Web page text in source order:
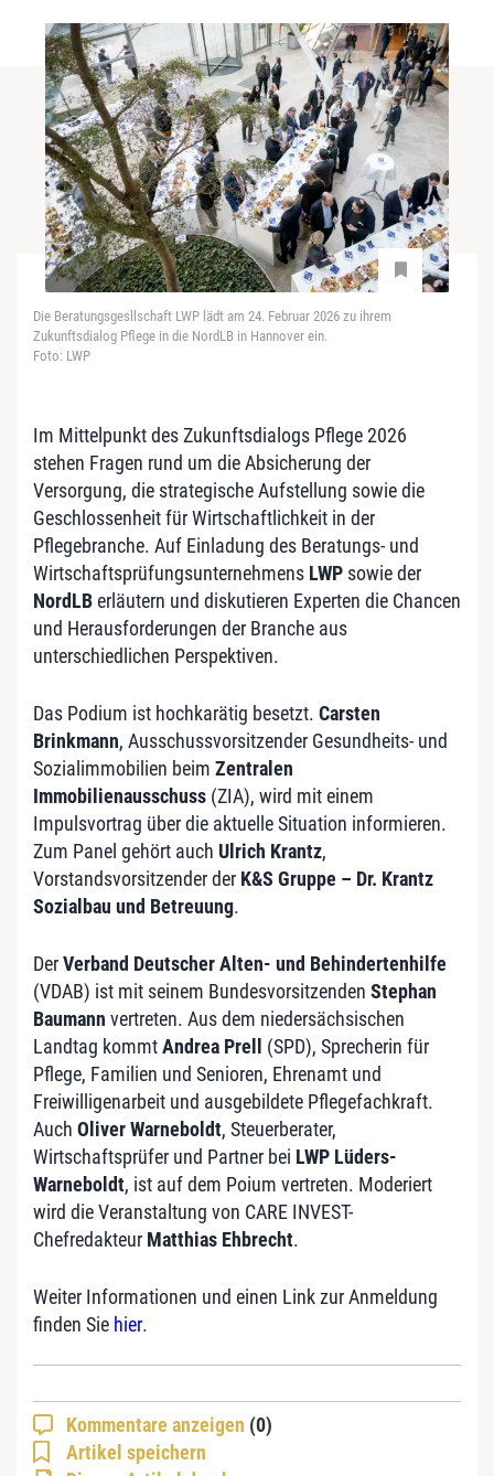
Die Beratungsgesllschaft LWP lädt am 24. Februar 2026 zu ihrem
Zukunftsdialog Pflege in die NordLB in Hannover ein.
Foto: LWP
Im Mittelpunkt des Zukunftsdialogs Pflege 2026
stehen Fragen rund um die Absicherung der
Versorgung, die strategische Aufstellung sowie die
Geschlossenheit für Wirtschaftlichkeit in der
Pflegebranche. Auf Einladung des Beratungs- und
Wirtschaftsprüfungsunternehmens LWP sowie der
NordLBerläutern und diskutieren Experten die Chancen
und Herausforderungen der Branche aus
unterschiedlichen Perspektiven.
Das Podium ist hochkarätig besetzt. Carsten
Brinkmann, Ausschussvorsitzender Gesundheits- und
Sozialimmobilien beim Zentralen
Immobilienausschuss (ZIA), wird mit einem
Impulsvortrag über die aktuelle Situation informieren.
Zum Panel gehört auch Ulrich Krantz,
Vorstandsvorsitzender der K&S Gruppe – Dr. Krantz
Sozialbau und Betreuung.
DerVerband Deutscher Alten- und Behindertenhilfe
(VDAB) ist mit seinem Bundesvorsitzenden Stephan
Baumann vertreten. Aus dem niedersächsischen
Landtag kommtAndrea Prell
(SPD), Sprecherin für
Pflege, Familien und Senioren, Ehrenamt und
Freiwilligenarbeit und ausgebildete Pflegefachkraft.
Auch Oliver Warneboldt, Steuerberater,
Wirtschaftsprüfer und Partner bei LWP Lüders-
Warneboldt, ist auf dem Poium vertreten. Moderiert
wird die Veranstaltung von CARE INVEST-
Chefredakteur Matthias Ehbrecht.
Weiter Informationen und einen Link zur Anmeldung
finden Sie hier.
Kommentare anzeigen (0)
Artikel speichern